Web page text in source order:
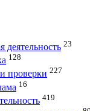
деятельность 23
128
проверки 227
16
419